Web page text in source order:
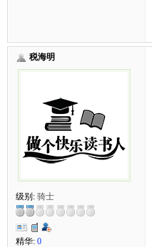
税海明
级别: 骑士
精华: 0